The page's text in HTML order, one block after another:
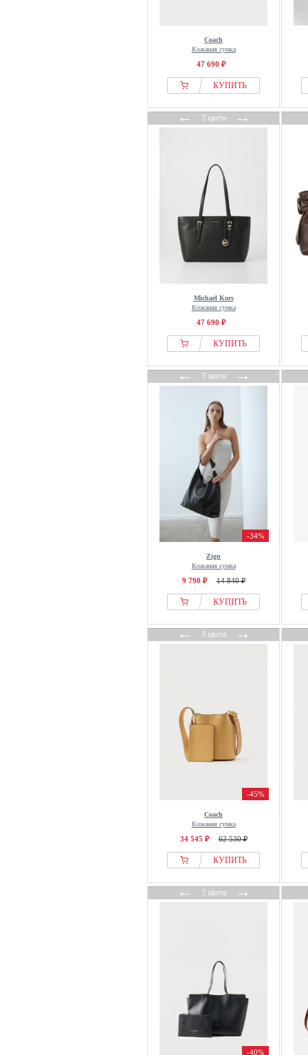
Coach
Кожаная сумка
47 690 ₽
КУПИТЬ
←2 цвета→
Michael Kors
Кожаная сумка
47 690 ₽
КУПИТЬ
←3 цвета→
-34%
Zign
Кожаная сумка
9 790 ₽ 14 840 ₽
КУПИТЬ
←3 цвета→
-45%
Coach
Кожаная сумка
34 545 ₽ 62 530 ₽
КУПИТЬ
←2 цвета→
-40%